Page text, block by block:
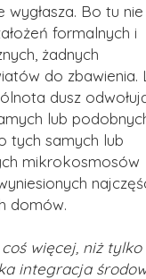
wygłasza. Bo tu
formalnych i
żadnych
do zbawienia.
dusz
lub
tych samych lub
mikrokosmosów
domów.
więcej, niż tylko
integracja